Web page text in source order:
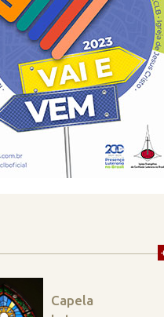
Capela